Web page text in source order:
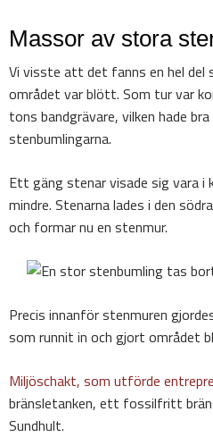
Massor av stora
Vi visste att det fanns en hel
området var blött. Som tur var
tons bandgrävare, vilken hade
stenbumlingarna.
Ett gäng stenar visade sig vara i
mindre. Stenarna lades i den
och formar nu en stenmur.
Precis innanför stenmuren
som runnit in och gjort området
Miljöschakt, som utförde
bränsletanken, ett fossilfritt
Sundhult.